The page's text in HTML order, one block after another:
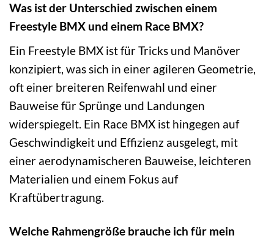
Was ist der Unterschied zwischen einem
Freestyle BMX und einem Race BMX?
Ein Freestyle BMX ist für Tricks und Manöver
konzipiert, was sich in einer agileren Geometrie,
oft einer breiteren Reifenwahl und einer
Bauweise für Sprünge und Landungen
widerspiegelt. Ein Race BMX ist hingegen auf
Geschwindigkeit und Effizienz ausgelegt, mit
einer aerodynamischeren Bauweise, leichteren
Materialien und einem Fokus auf
Kraftübertragung.
Welche Rahmengröße brauche ich für mein